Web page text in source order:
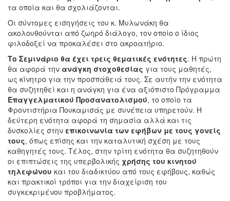
τα οποία και θα σχολιάζονται.
Οι σύντομες εισηγήσεις του κ. Μυλωνάκη θα
ακολουθούνται από ζωηρό διάλογο, τον οποίο ο ίδιος
φιλοδοξεί να προκαλέσει στο ακροατήριο.
Το Σεμινάριο θα έχει τρεις θεματικές ενότητες. Η πρώτη
θα αφορά την ανάγκη στοχοθεσίας για τους μαθητές,
ως κίνητρο για την προσπάθειά τους. Σε αυτήν την ενότητα
θα συζητηθεί και η ανάγκη για ένα αξιόπιστο Πρόγραμμα
Επαγγελματικού Προσανατολισμού, το οποίο τα
Φροντιστήρια Πουκαμισάς με συνέπεια υπηρετούν. Η
δεύτερη ενότητα αφορά τη σημασία αλλά και τις
δυσκολίες στην επικοινωνία των εφήβων με τους γονείς
τους, όπως επίσης και την καταλυτική σχέση με τους
καθηγητές τους. Τέλος, στην τρίτη ενότητα θα συζητηθούν
οι επιπτώσεις της υπερβολικής χρήσης του κινητού
τηλεφώνου και του διαδικτύου από τους εφήβους, καθώς
και πρακτικοί τρόποι για την διαχείριση του
συγκεκριμένου προβλήματος.